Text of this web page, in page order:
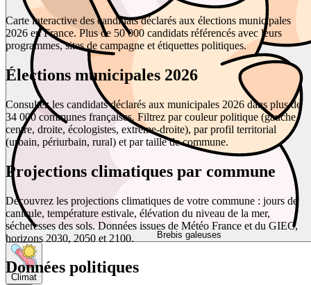
Brebis galeuses
Climat
Carte interactive des candidats déclarés aux élections municipales
2026 en France. Plus de 50 000 candidats référencés avec leurs
programmes, sites de campagne et étiquettes politiques.
Élections municipales 2026
Consultez les candidats déclarés aux municipales 2026 dans plus de
34 000 communes françaises. Filtrez par couleur politique (gauche,
centre, droite, écologistes, extrême-droite), par profil territorial
(urbain, périurbain, rural) et par taille de commune.
Projections climatiques par commune
Découvrez les projections climatiques de votre commune : jours de
canicule, température estivale, élévation du niveau de la mer,
sécheresses des sols. Données issues de Météo France et du GIEC,
horizons 2030, 2050 et 2100.
Données politiques